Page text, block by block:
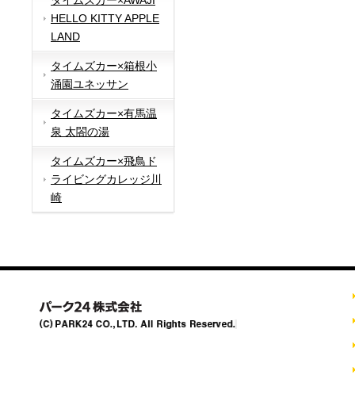
HELLO KITTY APPLE
LAND
タイムズカー×箱根小
涌園ユネッサン
タイムズカー×有馬温
泉 太閤の湯
タイムズカー×飛鳥ド
ライビングカレッジ川
崎